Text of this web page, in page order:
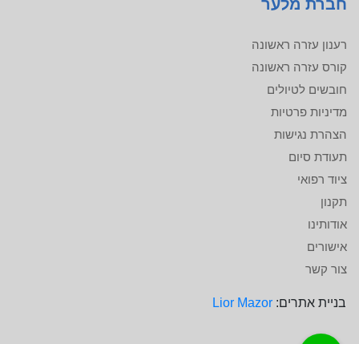
רענון עזרה ראשונה
קורס עזרה ראשונה
חובשים לטיולים
מדיניות פרטיות
הצהרת נגישות
תעודת סיום
ציוד רפואי
תקנון
אודותינו
אישורים
צור קשר
בניית אתרים: Lior Mazor